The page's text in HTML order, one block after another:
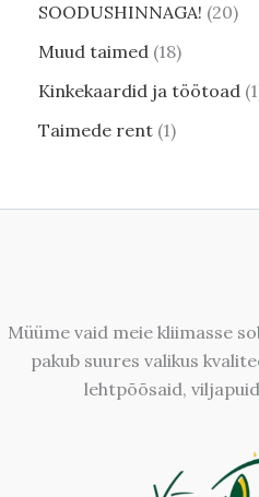
SOODUSHINNAGA! 20
Muud taimed 18
Kinkekaardid ja töötoad 1
Taimede rent 1
Müüme vaid meie kliimasse
pakub suures valikus
lehtpõõsaid,